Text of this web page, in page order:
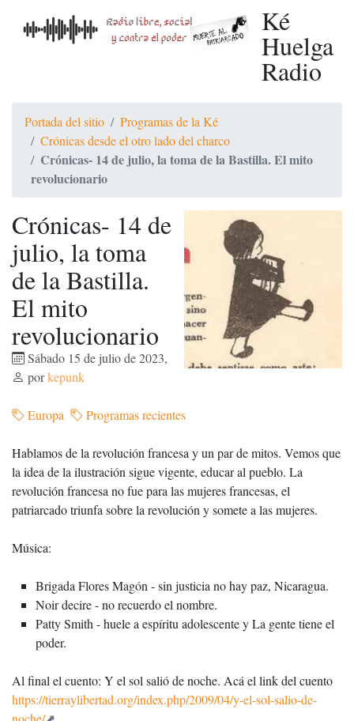
Ké
Huelga
Radio
Portada del sitio
Programas de la Ké
Crónicas desde el otro lado del charco
Crónicas- 14 de julio, la toma de la Bastilla. El mito
revolucionario
Crónicas- 14 de
julio, la toma
de la Bastilla.
El mito
revolucionario
Sábado 15 de julio de 2023,
porkepunk
Europa Programas recientes
Hablamos de la revolución francesa y un par de mitos. Vemos que
la idea de la ilustración sigue vigente, educar al pueblo. La
revolución francesa no fue para las mujeres francesas, el
patriarcado triunfa sobre la revolución y somete a las mujeres.
Música:
Brigada Flores Magón - sin justicia no hay paz, Nicaragua.
Noir decire - no recuerdo el nombre.
Patty Smith - huele a espíritu adolescente y La gente tiene el
poder.
Al final el cuento: Y el sol salió de noche. Acá el link del cuento
https://tierraylibertad.org/index.php/2009/04/y-el-sol-salio-de-